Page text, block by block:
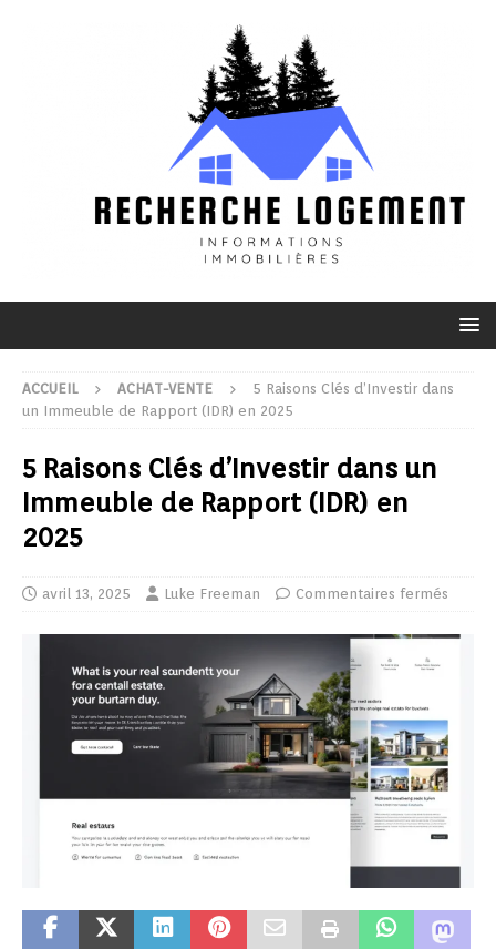
ACCUEIL ACHAT-VENTE
5 Raisons Clés d’Investir dans
un Immeuble de Rapport (IDR) en 2025
5 Raisons Clés d’Investir dans un
Immeuble de Rapport (IDR) en
2025
avril 13, 2025 Luke Freeman Commentaires fermés